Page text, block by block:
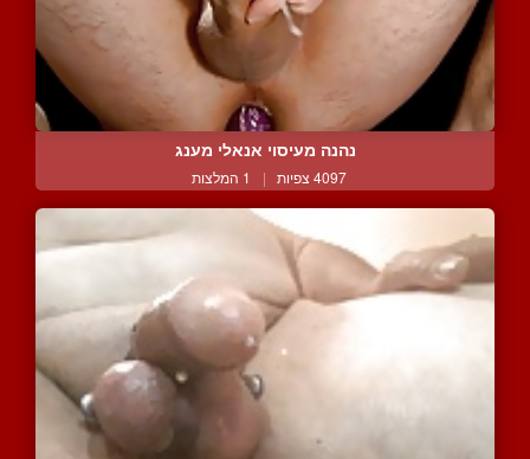
נהנה מעיסוי אנאלי מענג
4097 צפיות | 1 המלצות